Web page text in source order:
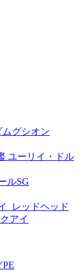
グシオン
ユーリイ・ドル
ルSG
_レッドヘッド
アイ